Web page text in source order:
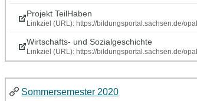
Projekt TeilHaben
Linkziel (URL): https://bildungsportal.sachsen.de/
Wirtschafts- und Sozialgeschichte
Linkziel (URL): https://bildungsportal.sachsen.de/
Sommersemester 2020